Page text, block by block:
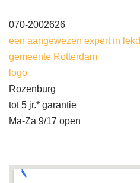
070-2002626
een aangewezen expert in
gemeente Rotterdam
logo
Rozenburg
tot 5 jr.* garantie
Ma-Za 9/17 open